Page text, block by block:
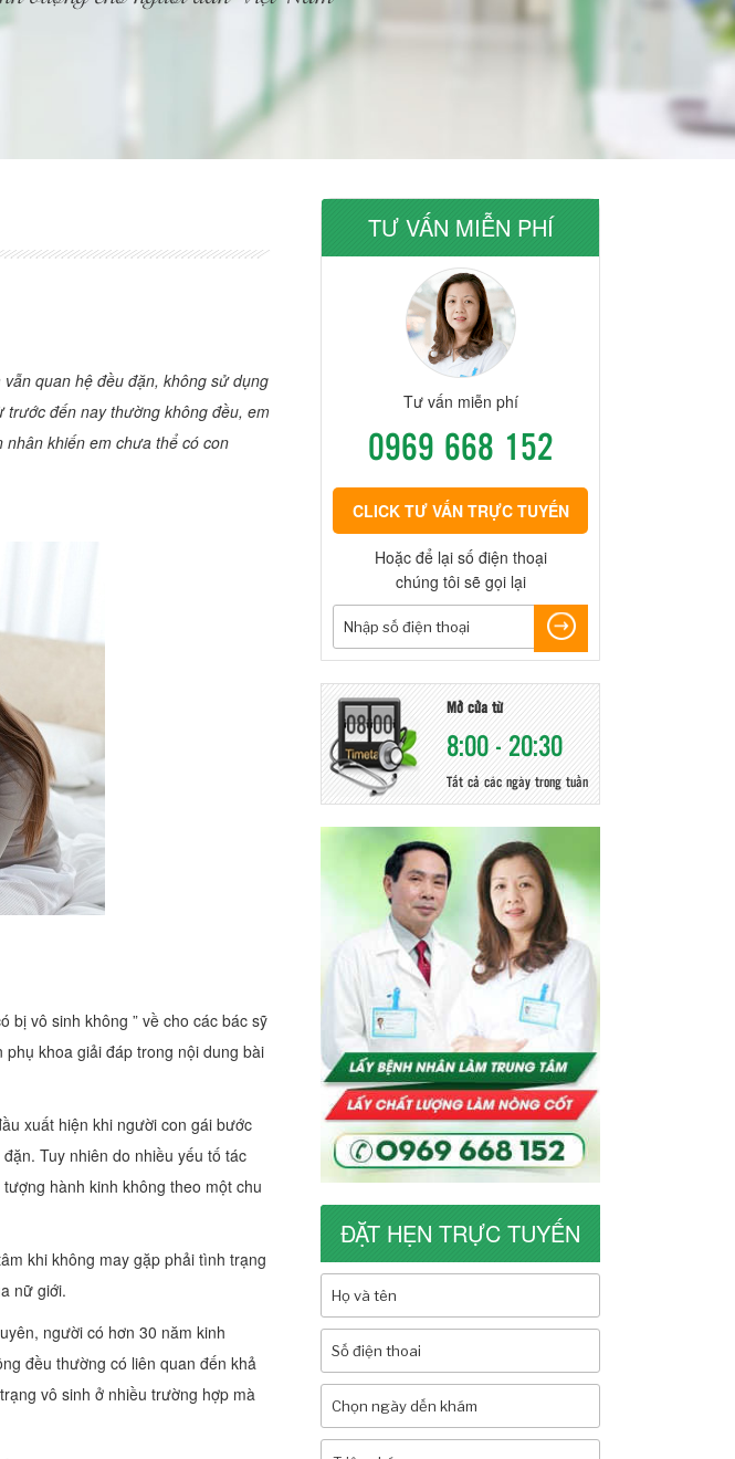
quan hệ đều đặn, không sử dụng
trước đến nay thường không đều, em
khiến em chưa thể có con
bị vô sinh không ” về cho các bác sỹ
khoa giải đáp trong nội dung bài
xuất hiện khi người con gái bước
Tuy nhiên do nhiều yếu tố tác
hành kinh không theo một chu
khi không may gặp phải tình trạng
nữ giới.
người có hơn 30 năm kinh
đều thường có liên quan đến khả
vô sinh ở nhiều trường hợp mà
TƯ VẤN MIỄN PHÍ
Tư vấn miễn phí
0969 668 152
CLICK TƯ VẤN TRỰC TUYẾN
Hoặc để lại số điện thoại
chúng tôi sẽ gọi lại
Mở cửa từ
8:00 - 20:30
Tất cả các ngày trong tuần
ĐẶT HẸN TRỰC TUYẾN